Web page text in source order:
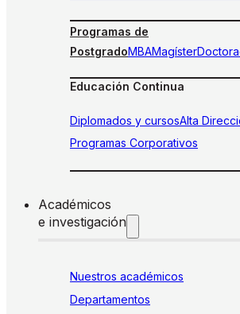
Programas de
PostgradoMBAMagíster
Educación Continua
Diplomados y cursosAlta
Programas Corporativos
Académicos
e investigación
Nuestros académicos
Departamentos